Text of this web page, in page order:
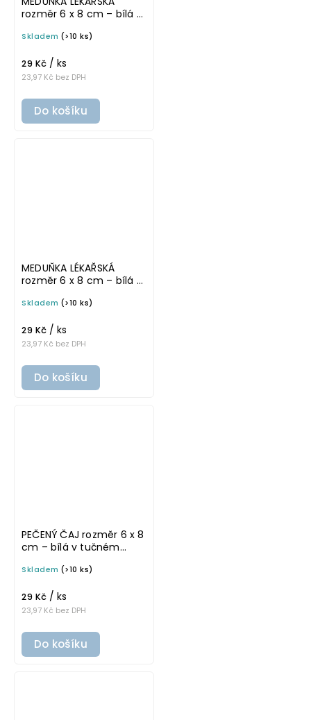
rozměr 6 x 8 cm – bílá v
omyvatelná samolepka
Skladem (>10 ks)
23,97 Kč bez DPH
29 Kč / ks
Do košíku
MEDUŇKA LÉKAŘSKÁ
rozměr 6 x 8 cm – bílá v
omyvatelná samolepka
Skladem (>10 ks)
23,97 Kč bez DPH
29 Kč / ks
Do košíku
PEČENÝ ČAJ rozměr 6 x 8
cm – bílá v tučném
samolepka na
Skladem (>10 ks)
23,97 Kč bez DPH
29 Kč / ks
Do košíku